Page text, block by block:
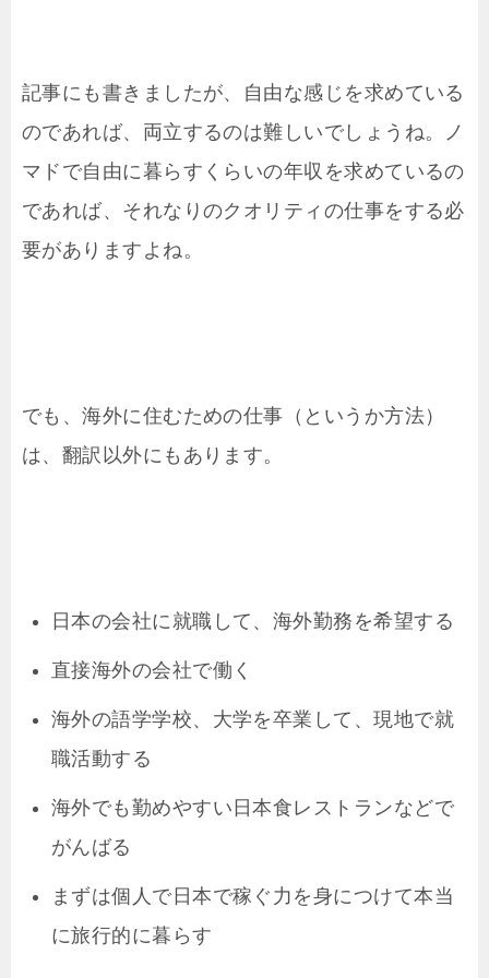
記事にも書きましたが、自由な感じを求めている
のであれば、両立するのは難しいでしょうね。ノ
マドで自由に暮らすくらいの年収を求めているの
であれば、それなりのクオリティの仕事をする必
要がありますよね。
でも、海外に住むための仕事（というか方法）
は、翻訳以外にもあります。
日本の会社に就職して、海外勤務を希望する
直接海外の会社で働く
海外の語学学校、大学を卒業して、現地で就
職活動する
海外でも勤めやすい日本食レストランなどで
がんばる
まずは個人で日本で稼ぐ力を身につけて本当
に旅行的に暮らす